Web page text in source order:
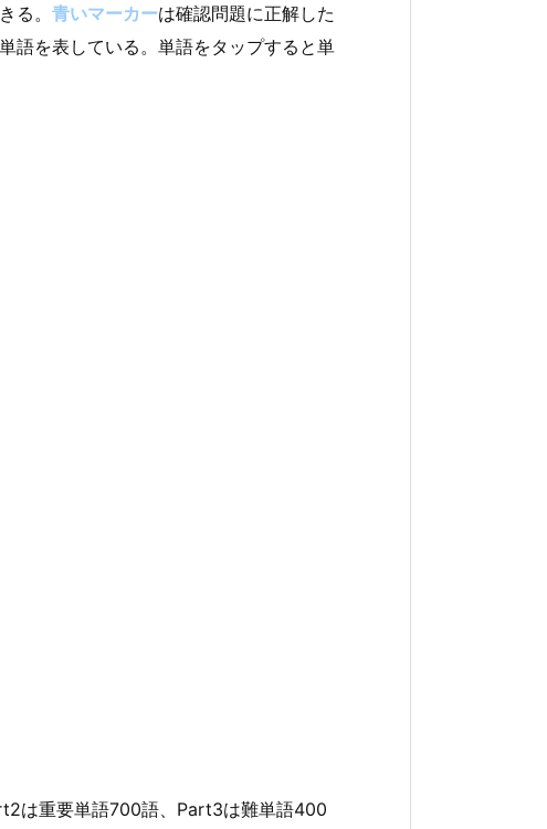
る。 青いマーカーは確認問題に正解した
語を表している。単語をタップすると単
は重要単語700語、Part3は難単語400